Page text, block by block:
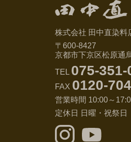
株式会社 田中直染料
〒600-8427
京都市下京区松原通
TEL 075-351-
FAX 0120-
営業時間 10:00～
定休日 日曜・祝祭日